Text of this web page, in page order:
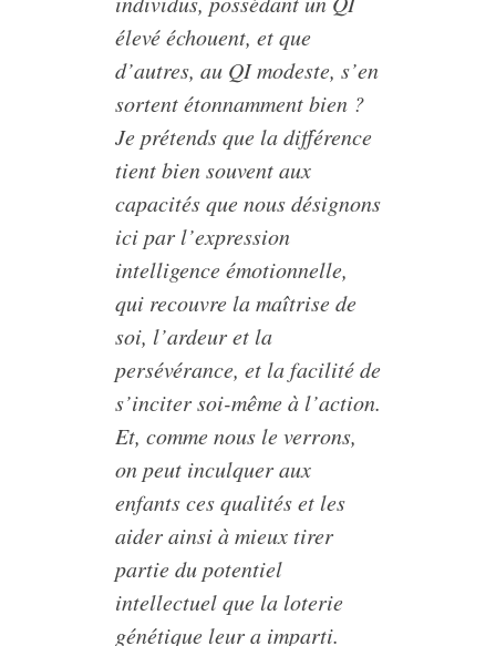
élevé échouent, et que
d’autres, au QI modeste, s’en
sortent étonnamment bien ?
Je prétends que la différence
tient bien souvent aux
capacités que nous désignons
ici par l’expression
intelligence émotionnelle,
qui recouvre la maîtrise de
soi, l’ardeur et la
persévérance, et la facilité de
s’inciter soi-même à l’action.
Et, comme nous le verrons,
on peut inculquer aux
enfants ces qualités et les
aider ainsi à mieux tirer
partie du potentiel
intellectuel que la loterie
génétique leur a imparti.